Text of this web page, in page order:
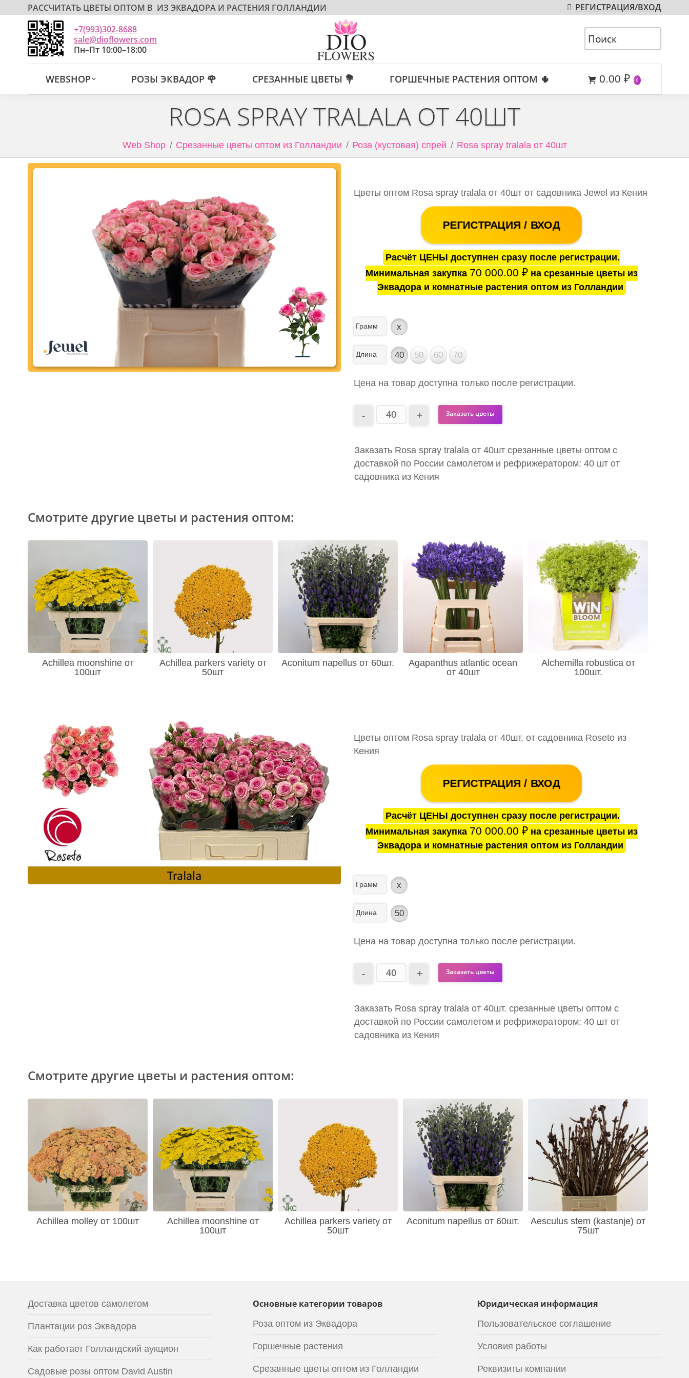
РАССЧИТАТЬ ЦВЕТЫ ОПТОМ В ИЗ ЭКВАДОРА И РАСТЕНИЯ ГОЛЛАНДИИ
РЕГИСТРАЦИЯ/ВХОД
+7(993)302-8688
sale@dioflowers.com
Пн–Пт 10:00–18:00
WEBSHOP РОЗЫ ЭКВАДОР 🌹 СРЕЗАННЫЕ ЦВЕТЫ 💐 ГОРШЕЧНЫЕ РАСТЕНИЯ ОПТОМ 🌵 0.00 ₽ 0
ROSA SPRAY TRALALA ОТ 40ШТ
Web Shop Срезанные цветы оптом из Голландии Роза (кустовая) спрей Rosa spray tralala от 40шт
Цветы оптом Rosa spray tralala от 40шт от садовника Jewel из Кения
РЕГИСТРАЦИЯ / ВХОД
Расчёт ЦЕНЫ доступнен сразу после регистрации.
Минимальная закупка 70 000.00 ₽на срезанные цветы из
Эквадора и комнатные растения оптом из Голландии
Грамм x
Длина 40 50 60 70
Цена на товар доступна только после регистрации.
Заказать цветы
Заказать Rosa spray tralala от 40шт срезанные цветы оптом с
доставкой по России самолетом и рефрижератором: 40 шт от
садовника из Кения
Смотрите другие цветы и растения оптом:
Achillea moonshine от
100шт
Achillea parkers variety от
50шт
Aconitum napellus от 60шт.
Agapanthus atlantic ocean
от 40шт
Alchemilla robustica от
100шт.
Цветы оптом Rosa spray tralala от 40шт. от садовника Roseto из
Кения
РЕГИСТРАЦИЯ / ВХОД
Расчёт ЦЕНЫ доступнен сразу после регистрации.
Минимальная закупка 70 000.00 ₽на срезанные цветы из
Эквадора и комнатные растения оптом из Голландии
Грамм x
Длина 50
Цена на товар доступна только после регистрации.
Заказать цветы
Заказать Rosa spray tralala от 40шт. срезанные цветы оптом с
доставкой по России самолетом и рефрижератором: 40 шт от
садовника из Кения
Смотрите другие цветы и растения оптом:
Achillea molley от 100шт
Achillea moonshine от
100шт
Achillea parkers variety от
50шт
Aconitum napellus от 60шт.
Aesculus stem (kastanje) от
75шт
Доставка цветов самолетом
Плантации роз Эквадора
Как работает Голландский аукцион
Садовые розы оптом David Austin
Основные категории товаров
Роза оптом из Эквадора
Горшечные растения
Срезанные цветы оптом из Голландии
Юридическая информация
Пользовательское соглашение
Условия работы
Реквизиты компании